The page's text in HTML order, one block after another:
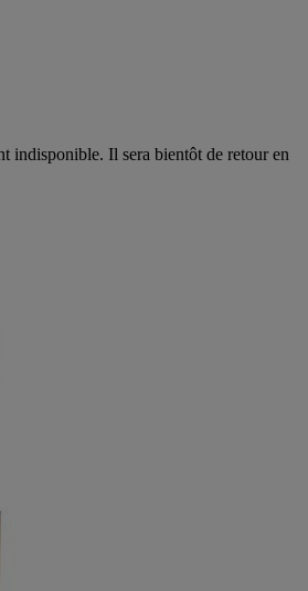
indisponible. Il sera bientôt de retour en